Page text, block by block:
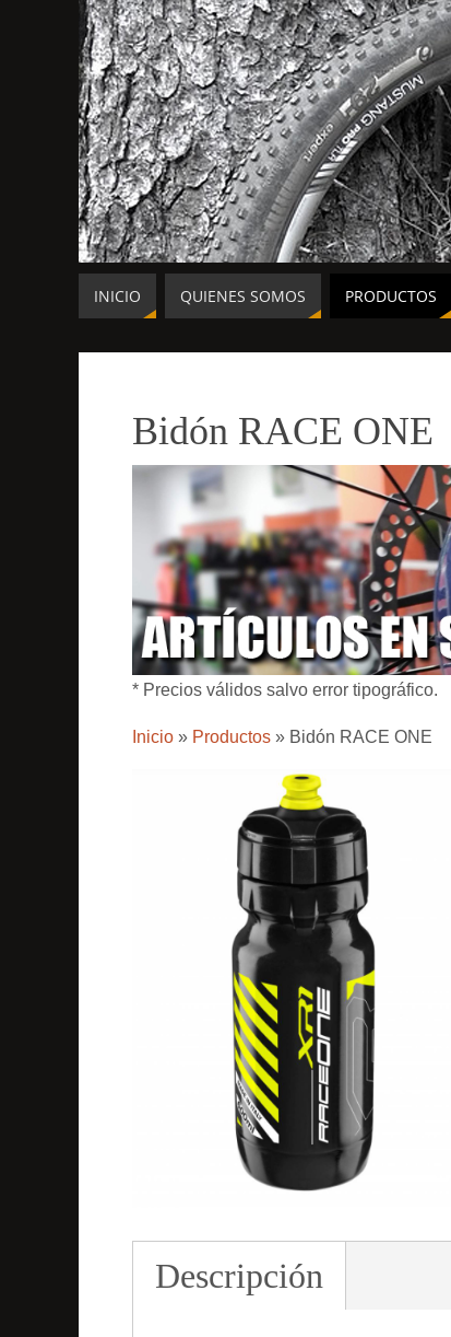
INICIO QUIENES SOMOS PRODUCTOS
Bidón RACE ONE
* Precios válidos salvo error tipográfico.
Inicio » Productos » Bidón RACE ONE
Descripción